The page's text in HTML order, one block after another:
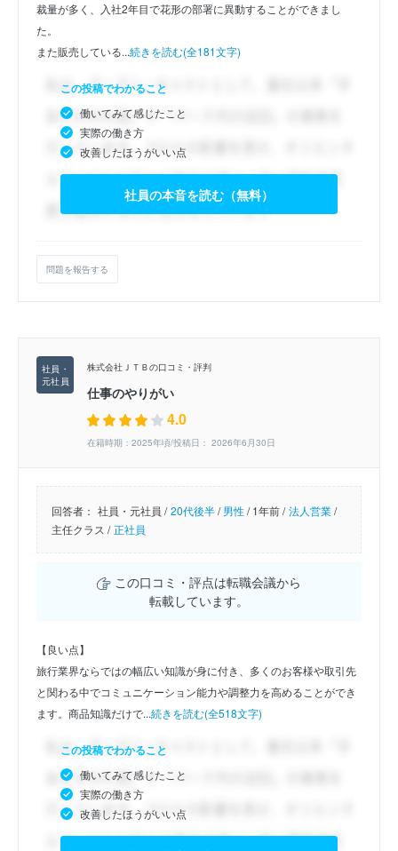
裁量が多く、入社2年目で花形の部署に異動することができまし
た。
また販売している...続きを読む(全181文字)
この投稿でわかること
働いてみて感じたこと
実際の働き方
改善したほうがいい点
社員の本音を読む（無料）
問題を報告する
株式会社ＪＴＢの口コミ・評判
仕事のやりがい
4.0
在籍時期：2025年頃/投稿日： 2026年6月30日
回答者： 社員・元社員 / 20代後半/男性/1年前 / 法人営業/
主任クラス / 正社員
この口コミ・評点は転職会議から
転載しています。
【良い点】
旅行業界ならではの幅広い知識が身に付き、多くのお客様や取引先
と関わる中でコミュニケーション能力や調整力を高めることができ
ます。商品知識だけで...続きを読む(全518文字)
この投稿でわかること
働いてみて感じたこと
実際の働き方
改善したほうがいい点